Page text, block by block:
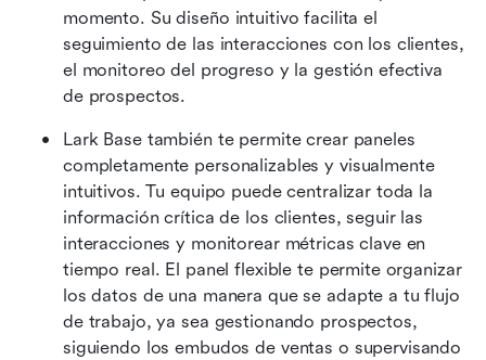
momento. Su diseño intuitivo facilita el
seguimiento de las interacciones con los clientes,
el monitoreo del progreso y la gestión efectiva
de prospectos.
Lark Base también te permite crear paneles
completamente personalizables y visualmente
intuitivos. Tu equipo puede centralizar toda la
información crítica de los clientes, seguir las
interacciones y monitorear métricas clave en
tiempo real. El panel flexible te permite organizar
los datos de una manera que se adapte a tu flujo
de trabajo, ya sea gestionando prospectos,
siguiendo los embudos de ventas o supervisando